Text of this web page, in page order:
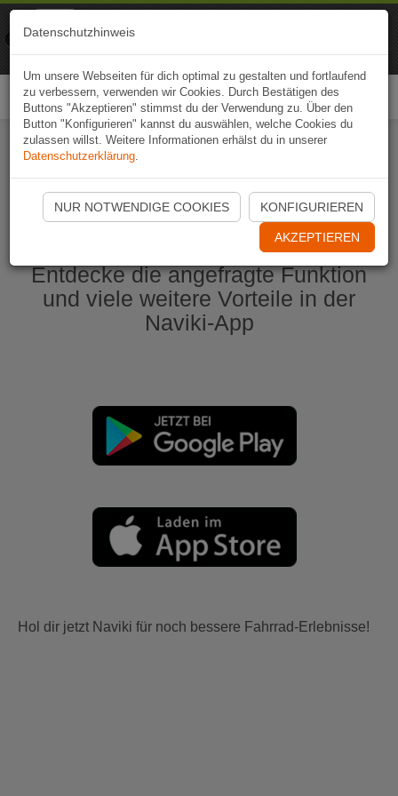
Naviki App jetzt öffnen
Entdecke die angefragte Funktion
und viele weitere Vorteile in der
Naviki-App
Hol dir jetzt Naviki für noch bessere Fahrrad-Erlebnisse!
Datenschutzhinweis
Um unsere Webseiten für dich optimal zu gestalten und fortlaufend
zu verbessern, verwenden wir Cookies. Durch Bestätigen des
Buttons "Akzeptieren" stimmst du der Verwendung zu. Über den
Button "Konfigurieren" kannst du auswählen, welche Cookies du
zulassen willst. Weitere Informationen erhälst du in unserer
Datenschutzerklärung.
NUR NOTWENDIGE COOKIES KONFIGURIEREN
AKZEPTIEREN
Naviki